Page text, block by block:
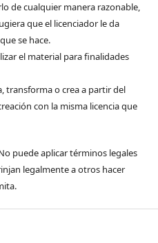
de cualquier manera razonable,
que el licenciador le da
se hace.
el material para finalidades
transforma o crea a partir del
con la misma licencia que
puede aplicar términos legales
legalmente a otros hacer